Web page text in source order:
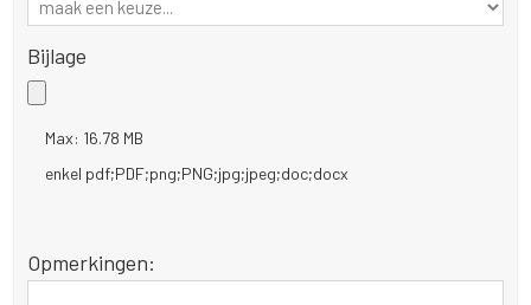
Bijlage
Max: 16.78 MB
enkel pdf;PDF;png;PNG;jpg;jpeg;doc;docx
Opmerkingen: